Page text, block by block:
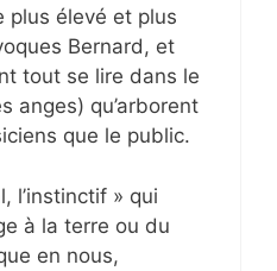
plus élevé et plus
Bernard, et
tout se lire dans le
anges) qu’arborent
que le public.
l’instinctif » qui
à la terre ou du
en nous,